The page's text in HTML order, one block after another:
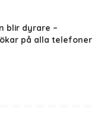
blir dyrare –
på alla telefoner